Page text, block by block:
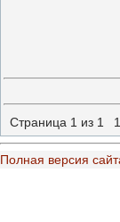
Страница 1 из 1 1
Полная версия